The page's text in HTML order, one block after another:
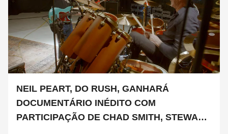
NEIL PEART, DO RUSH, GANHARÁ
DOCUMENTÁRIO INÉDITO COM
PARTICIPAÇÃO DE CHAD SMITH, STEWART